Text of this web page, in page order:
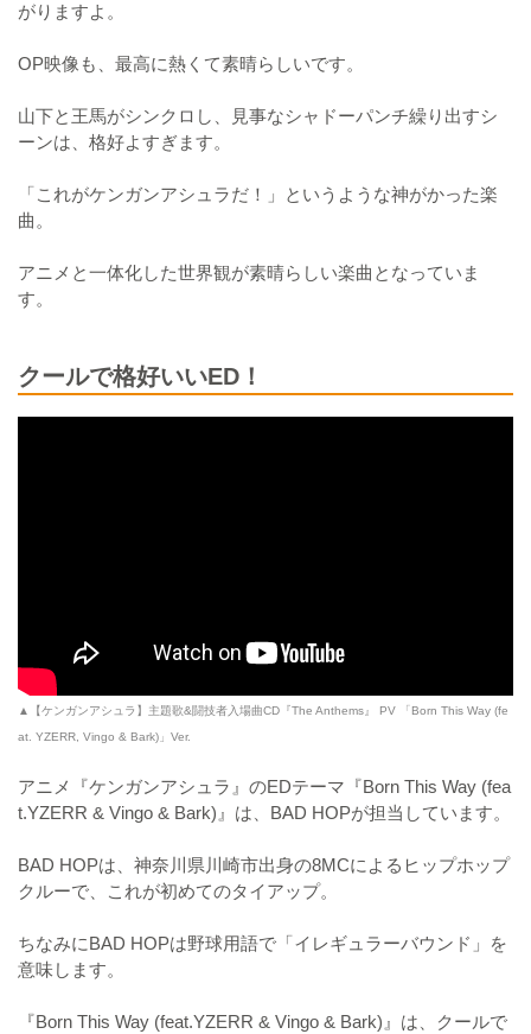
がりますよ。
OP映像も、最高に熱くて素晴らしいです。
山下と王馬がシンクロし、見事なシャドーパンチ繰り出すシ
ーンは、格好よすぎます。
「これがケンガンアシュラだ！」というような神がかった楽
曲。
アニメと一体化した世界観が素晴らしい楽曲となっていま
す。
クールで格好いいED！
▲【ケンガンアシュラ】主題歌&闘技者入場曲CD『The Anthems』 PV 「Born This Way (fe
at. YZERR, Vingo & Bark)」Ver.
アニメ『ケンガンアシュラ』のEDテーマ『Born This Way (fea
t.YZERR & Vingo & Bark)』は、BAD HOPが担当しています。
BAD HOPは、神奈川県川崎市出身の8MCによるヒップホップ
クルーで、これが初めてのタイアップ。
ちなみにBAD HOPは野球用語で「イレギュラーバウンド」を
意味します。
『Born This Way (feat.YZERR & Vingo & Bark)』は、クールで